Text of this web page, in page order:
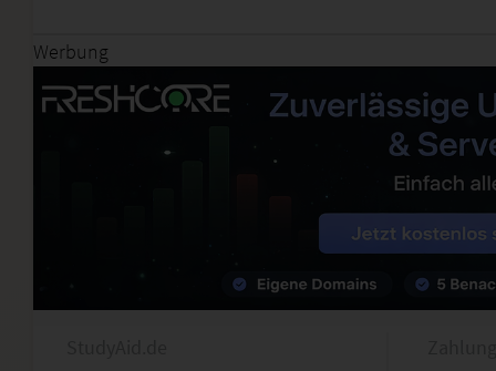
Werbung